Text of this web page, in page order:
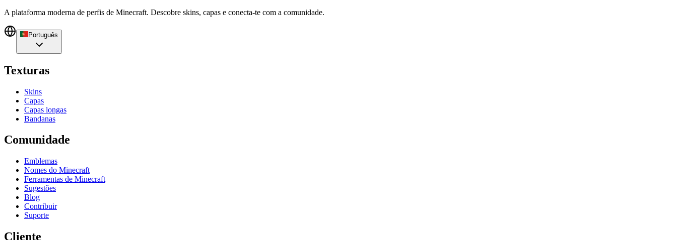
A plataforma moderna de perfis de Minecraft. Descobre skins, capas e conecta-te com a comunidade.
Português
Texturas
Skins
Capas
Capas longas
Bandanas
Comunidade
Emblemas
Nomes do Minecraft
Ferramentas de Minecraft
Sugestões
Blog
Contribuir
Suporte
Cliente